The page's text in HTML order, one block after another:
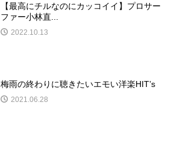
【最高にチルなのにカッコイイ】プロサー
ファー小林直...
2022.10.13
梅雨の終わりに聴きたいエモい洋楽HIT’s
2021.06.28